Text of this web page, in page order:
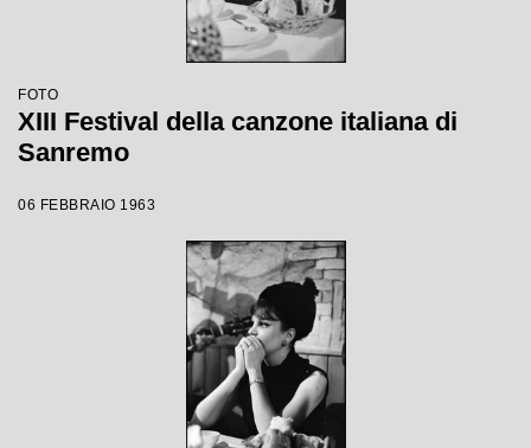
FOTO
XIII Festival della canzone italiana di
Sanremo
06 FEBBRAIO 1963